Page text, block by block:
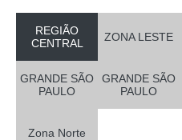
REGIÃO
CENTRAL
ZONA LESTE
GRANDE SÃO
PAULO
GRANDE SÃO
PAULO
Zona Norte